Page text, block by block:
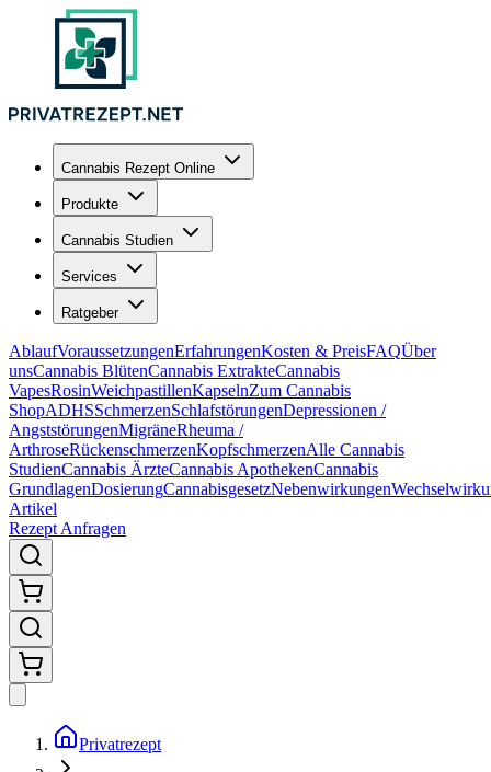
Cannabis Rezept Online
Produkte
Cannabis Studien
Services
Ratgeber
AblaufVoraussetzungenErfahrungenKosten & PreisFAQÜber
unsCannabis BlütenCannabis ExtrakteCannabis
VapesRosinWeichpastillenKapselnZum Cannabis
ShopADHSSchmerzenSchlafstörungenDepressionen /
AngststörungenMigräneRheuma /
ArthroseRückenschmerzenKopfschmerzenAlle Cannabis
StudienCannabis ÄrzteCannabis ApothekenCannabis
GrundlagenDosierungCannabisgesetzNebenwirkungen
Artikel
Rezept Anfragen
Privatrezept